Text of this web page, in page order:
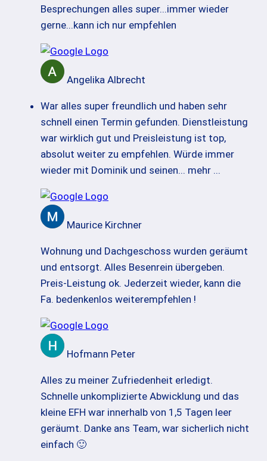
Besprechungen alles super...immer wieder
gerne...kann ich nur empfehlen
Angelika Albrecht
War alles super freundlich und haben sehr
schnell einen Termin gefunden. Dienstleistung
war wirklich gut und Preisleistung ist top,
absolut weiter zu empfehlen. Würde immer
wieder mit Dominik und seinen... mehr ...
Maurice Kirchner
Wohnung und Dachgeschoss wurden geräumt
und entsorgt. Alles Besenrein übergeben.
Preis-Leistung ok. Jederzeit wieder, kann die
Fa. bedenkenlos weiterempfehlen !
Hofmann Peter
Alles zu meiner Zufriedenheit erledigt.
Schnelle unkomplizierte Abwicklung und das
kleine EFH war innerhalb von 1,5 Tagen leer
geräumt. Danke ans Team, war sicherlich nicht
einfach 🙂